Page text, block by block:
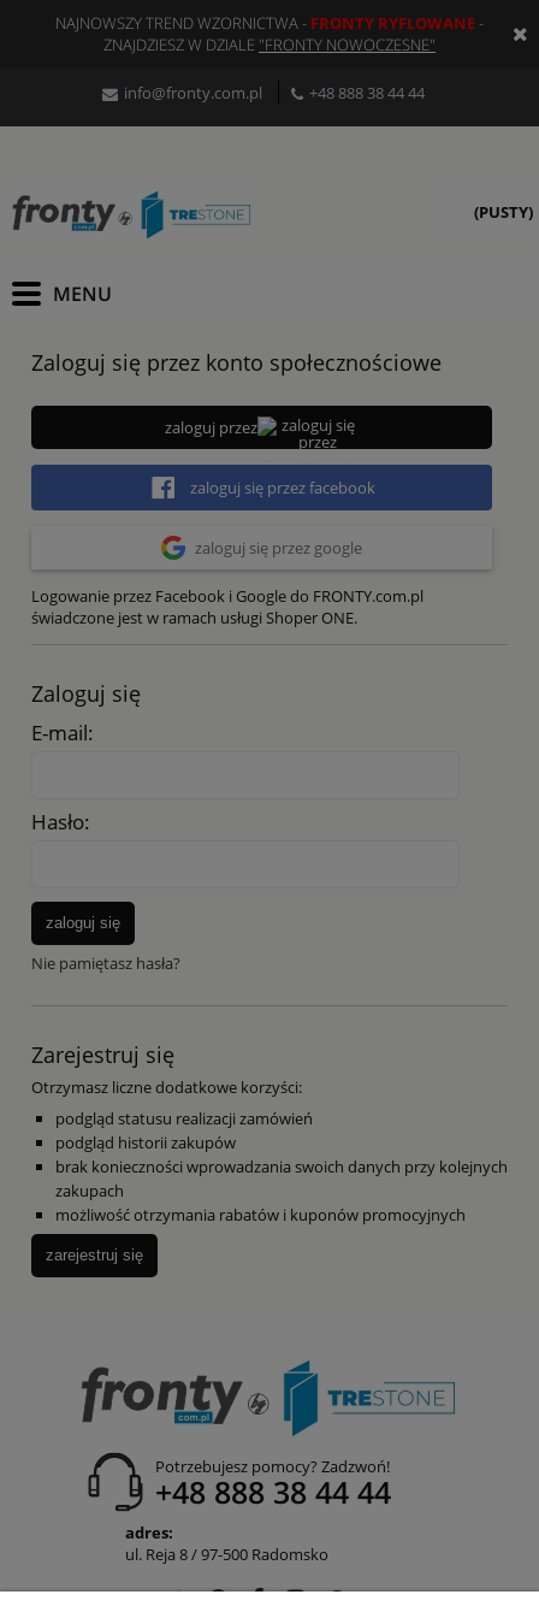
NAJNOWSZY TREND WZORNICTWA - FRONTY RYFLOWANE -
ZNAJDZIESZ W DZIALE "FRONTY NOWOCZESNE"
info@fronty.com.pl +48 888 38 44 44
(PUSTY)
Zaloguj się przez konto społecznościowe
zaloguj przez
zaloguj się przez facebook
zaloguj się przez google
Logowanie przez Facebook i Google do FRONTY.com.pl
świadczone jest w ramach usługi Shoper ONE.
Zaloguj się
E-mail:
Hasło:
zaloguj się
Nie pamiętasz hasła?
Zarejestruj się
Otrzymasz liczne dodatkowe korzyści:
podgląd statusu realizacji zamówień
podgląd historii zakupów
brak konieczności wprowadzania swoich danych przy kolejnych
zakupach
możliwość otrzymania rabatów i kuponów promocyjnych
zarejestruj się
Potrzebujesz pomocy? Zadzwoń!
+48 888 38 44 44
adres:
ul. Reja 8 / 97-500 Radomsko